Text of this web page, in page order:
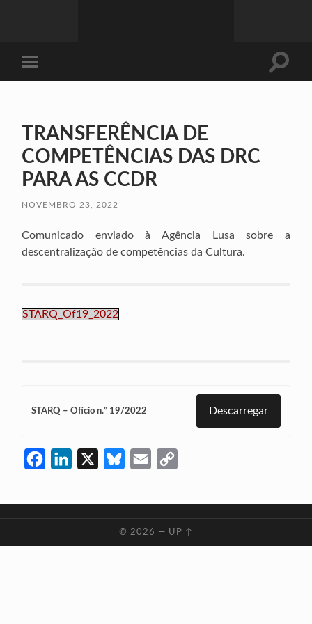
mobile
Toggle
TRANSFERÊNCIA DE
COMPETÊNCIAS DAS DRC
PARA AS CCDR
NOVEMBRO 23, 2022
Comunicado enviado à Agência Lusa sobre a
descentralização de competências da Cultura.
STARQ_Of19_2022
STARQ – Ofício n.º 19/2022 Descarregar
FacebookLinkedIn BlueskyEmail
© 2026 — UP ↑